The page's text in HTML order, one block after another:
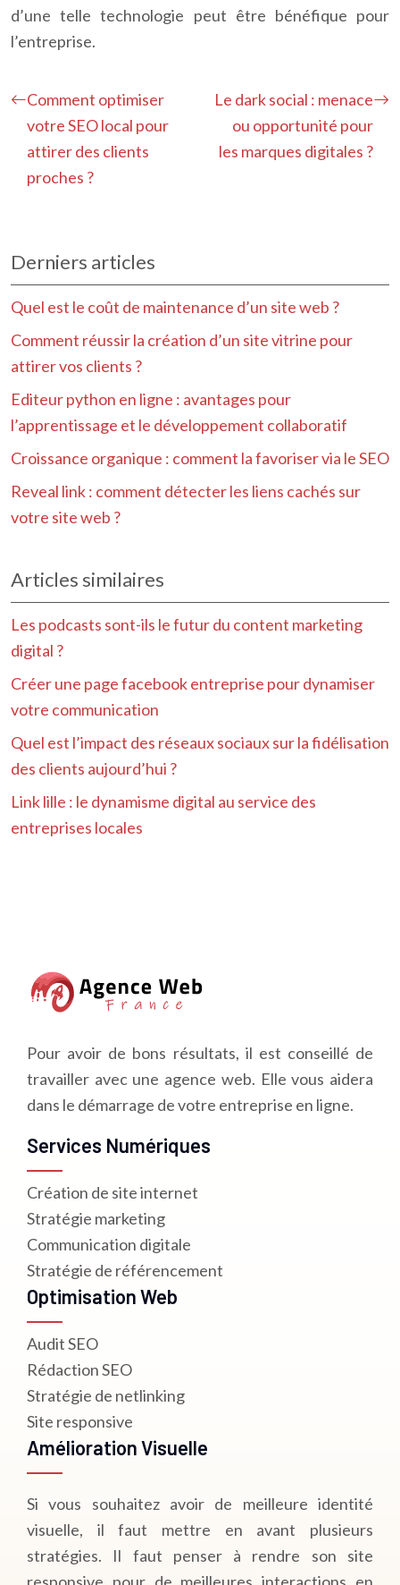
d’une telle technologie peut être bénéfique pour
l’entreprise.
Comment optimiser
votre SEO local pour
attirer des clients
proches ?
Le dark social : menace
ou opportunité pour
les marques digitales ?
Derniers articles
Quel est le coût de maintenance d’un site web ?
Comment réussir la création d’un site vitrine pour
attirer vos clients ?
Editeur python en ligne : avantages pour
l’apprentissage et le développement collaboratif
Croissance organique : comment la favoriser via le SEO
Reveal link : comment détecter les liens cachés sur
votre site web ?
Articles similaires
Les podcasts sont-ils le futur du content marketing
digital ?
Créer une page facebook entreprise pour dynamiser
votre communication
Quel est l’impact des réseaux sociaux sur la fidélisation
des clients aujourd’hui ?
Link lille : le dynamisme digital au service des
entreprises locales
Pour avoir de bons résultats, il est conseillé de
travailler avec une agence web. Elle vous aidera
dans le démarrage de votre entreprise en ligne.
Services Numériques
Création de site internet
Stratégie marketing
Communication digitale
Stratégie de référencement
Optimisation Web
Audit SEO
Rédaction SEO
Stratégie de netlinking
Site responsive
Amélioration Visuelle
Si vous souhaitez avoir de meilleure identité
visuelle, il faut mettre en avant plusieurs
stratégies. Il faut penser à rendre son site